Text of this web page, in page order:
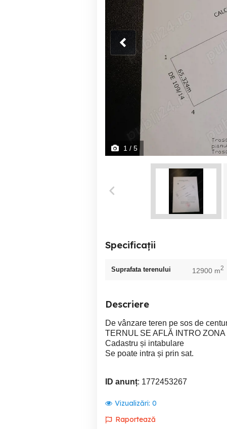
1 / 5
Specificații
Suprafata terenului 12900 m2
Descriere
De vânzare teren pe sos de
TERNUL SE AFLĂ INTRO
Cadastru și intabulare
Se poate intra și prin sat.
ID anunț: 1772453267
Vizualizări: 0
Raportează